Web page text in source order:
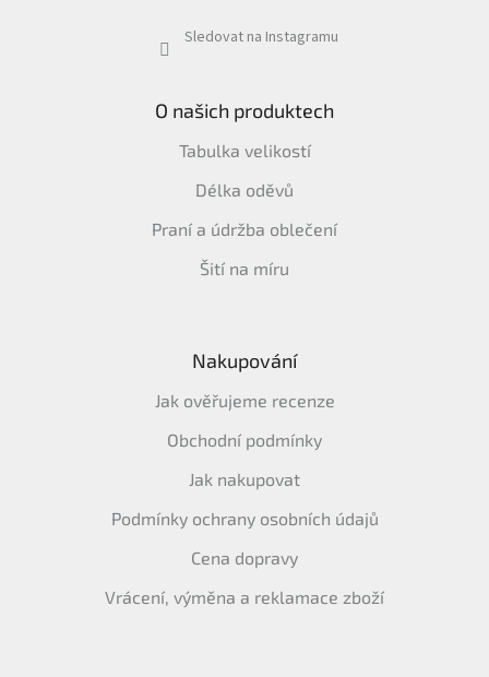
Sledovat na Instagramu
O našich produktech
Tabulka velikostí
Délka oděvů
Praní a údržba oblečení
Šití na míru
Nakupování
Jak ověřujeme recenze
Obchodní podmínky
Jak nakupovat
Podmínky ochrany osobních údajů
Cena dopravy
Vrácení, výměna a reklamace zboží